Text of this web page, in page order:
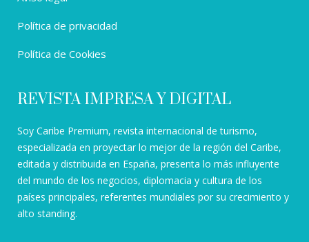
Política de privacidad
Política de Cookies
REVISTA IMPRESA Y DIGITAL
Soy Caribe Premium, revista internacional de turismo,
especializada en proyectar lo mejor de la región del Caribe,
editada y distribuida en España, presenta lo más influyente
del mundo de los negocios, diplomacia y cultura de los
países principales, referentes mundiales por su crecimiento y
alto standing.